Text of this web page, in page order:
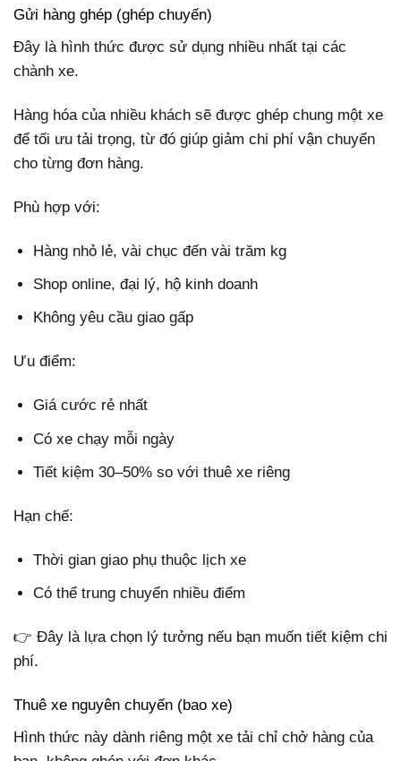
Gửi hàng ghép (ghép chuyến)
Đây là hình thức được sử dụng nhiều nhất tại các
chành xe.
Hàng hóa của nhiều khách sẽ được ghép chung một xe
để tối ưu tải trọng, từ đó giúp giảm chi phí vận chuyển
cho từng đơn hàng.
Phù hợp với:
Hàng nhỏ lẻ, vài chục đến vài trăm kg
Shop online, đại lý, hộ kinh doanh
Không yêu cầu giao gấp
Ưu điểm:
Giá cước rẻ nhất
Có xe chạy mỗi ngày
Tiết kiệm 30–50% so với thuê xe riêng
Hạn chế:
Thời gian giao phụ thuộc lịch xe
Có thể trung chuyển nhiều điểm
👉 Đây là lựa chọn lý tưởng nếu bạn muốn tiết kiệm chi
phí.
Thuê xe nguyên chuyến (bao xe)
Hình thức này dành riêng một xe tải chỉ chở hàng của